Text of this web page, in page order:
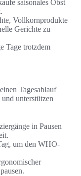
saisonales Obst
Vollkornprodukte
Gerichte zu
Tage trotzdem
Tagesablauf
unterstützen
in Pausen
um den WHO-